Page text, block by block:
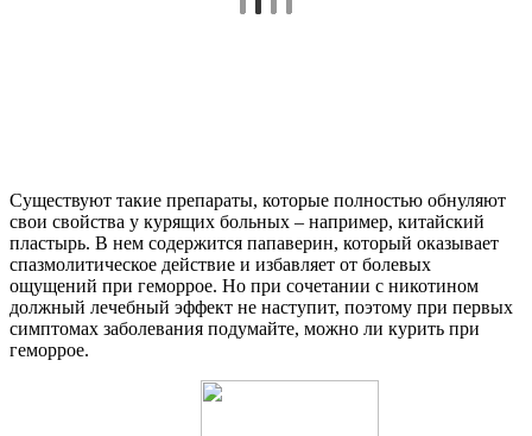
Существуют такие препараты, которые полностью обнуляют
свои свойства у курящих больных – например, китайский
пластырь. В нем содержится папаверин, который оказывает
спазмолитическое действие и избавляет от болевых
ощущений при геморрое. Но при сочетании с никотином
должный лечебный эффект не наступит, поэтому при первых
симптомах заболевания подумайте, можно ли курить при
геморрое.